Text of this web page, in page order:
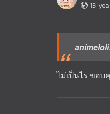
13
animeloli
ไม่เป็นไร ขอ